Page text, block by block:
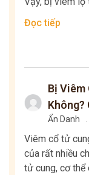
Đọc tiếp
Bị Viêm
Không?
Ẩn Danh .
Viêm cổ tử
của rất nhiều
tử cung, cơ thể